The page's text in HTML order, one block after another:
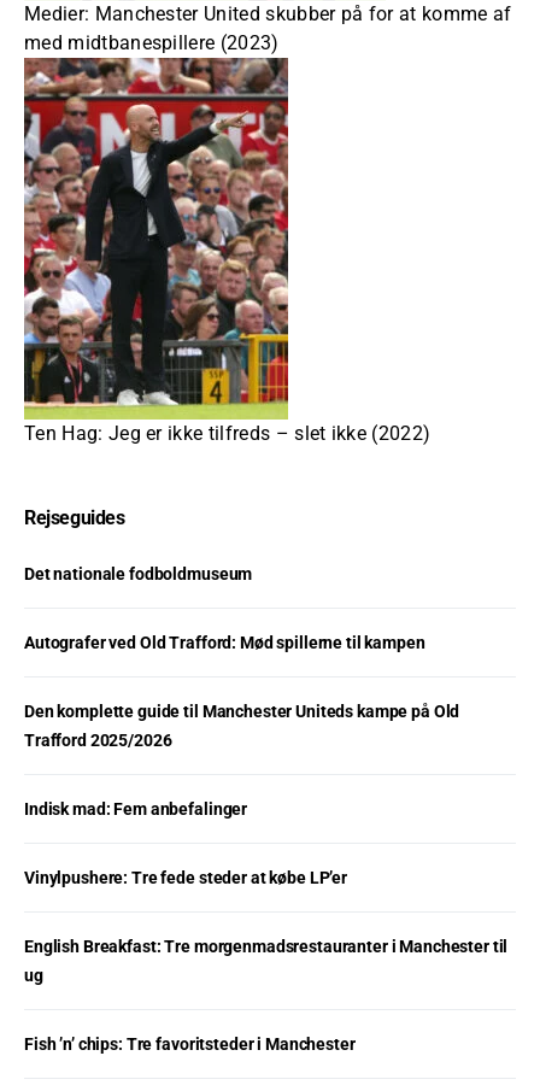
Medier: Manchester United skubber på for at komme af
med midtbanespillere (2023)
Ten Hag: Jeg er ikke tilfreds – slet ikke (2022)
Rejseguides
Det nationale fodboldmuseum
Autografer ved Old Trafford: Mød spillerne til kampen
Den komplette guide til Manchester Uniteds kampe på Old
Trafford 2025/2026
Indisk mad: Fem anbefalinger
Vinylpushere: Tre fede steder at købe LP’er
English Breakfast: Tre morgenmadsrestauranter i Manchester til
ug
Fish ’n’ chips: Tre favoritsteder i Manchester